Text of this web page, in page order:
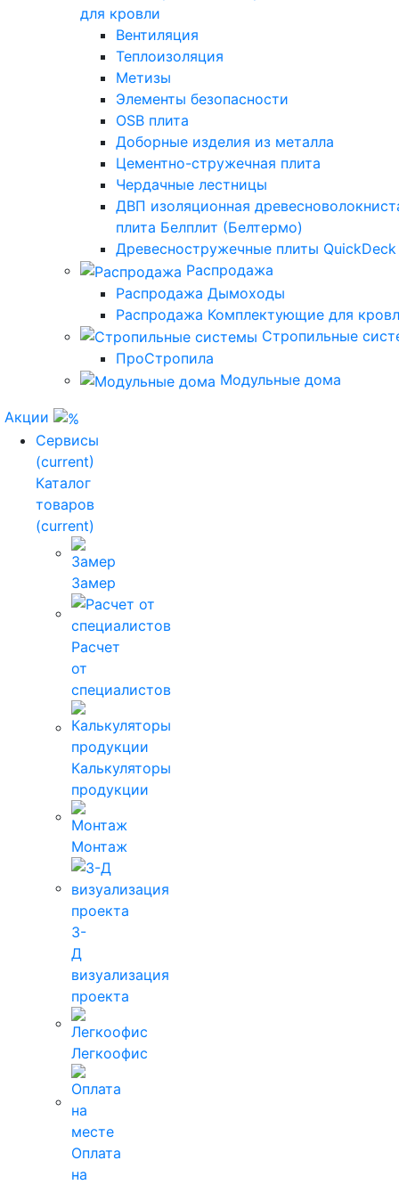
для кровли
Вентиляция
Теплоизоляция
Метизы
Элементы безопасности
OSB плита
Доборные изделия из металла
Цементно-стружечная плита
Чердачные лестницы
ДВП изоляционная
плита Белплит (Белтермо)
Древесностружечные плиты QuickDeck
Распродажа
Распродажа Дымоходы
Распродажа Комплектующие для
Стропильные
ПроСтропила
Модульные дома
Акции
Сервисы
(current)
Каталог
товаров
(current)
Замер
Расчет
от
специалистов
Калькуляторы
продукции
Монтаж
3-
Д
визуализация
проекта
Легкоофис
Оплата
на